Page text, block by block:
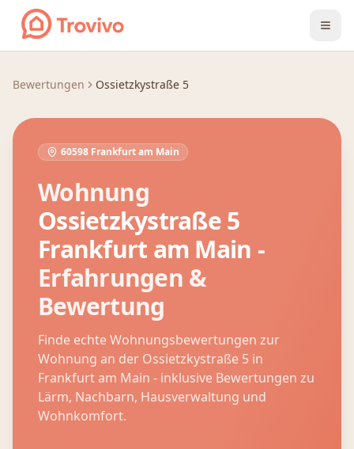
Zum Inhalt springen
Bewertungen Ossietzkystraße 5
60598 Frankfurt am Main
Wohnung
Ossietzkystraße 5
Frankfurt am Main -
Erfahrungen &
Bewertung
Finde echte Wohnungsbewertungen zur
Wohnung an der Ossietzkystraße 5 in
Frankfurt am Main - inklusive Bewertungen zu
Lärm, Nachbarn, Hausverwaltung und
Wohnkomfort.